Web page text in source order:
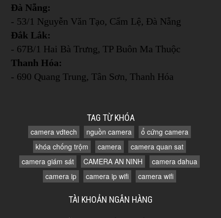
Đà Nẵng:
- 53/1 Nguyễn Văn Tạo, Cẩm Lệ, Đà Nẵng
Đắk Lắk:
- 67B/1 Hai Bà Trưng, TP Buôn Ma Thuộc
Thanh Hóa:
- 690 Quang Trung, Tân Sơn, Thanh Hóa
TAG TỪ KHÓA
camera vdtech nguồn camera
ổ cứng camera
khóa chống trộm
camera
camera quan sat
camera giám sát
CAMERA AN NINH
camera dahua
camera ip
camera ip wifi camera wifi
TÀI KHOẢN NGÂN HÀNG